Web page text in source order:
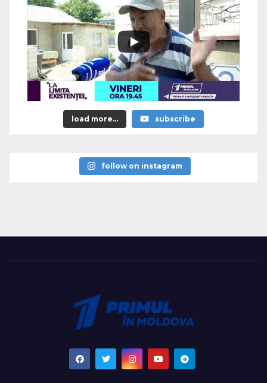
load more... subscribe
follow on instagram